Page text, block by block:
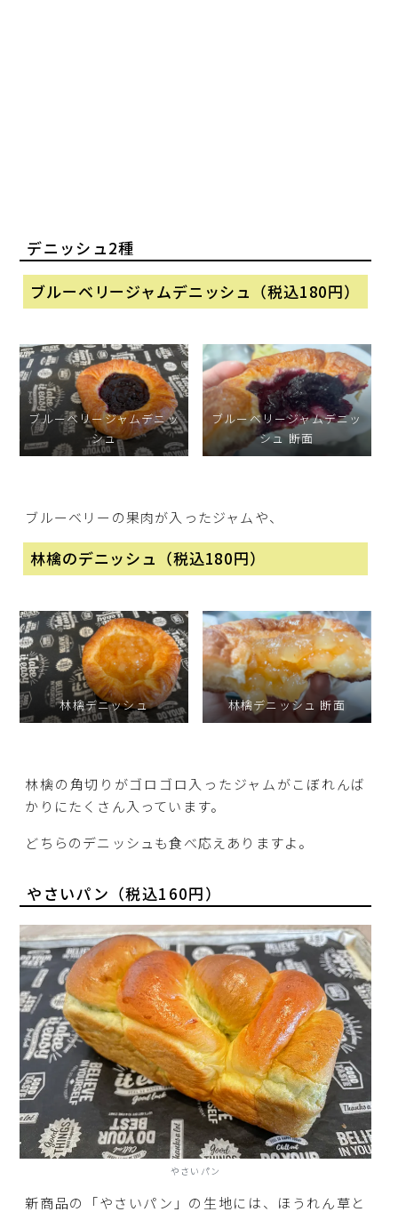
デニッシュ2種
ブルーベリージャムデニッシュ（税込180円）
ブルーベリージャムデニッ
シュ
ブルーベリージャムデニッ
シュ 断面
ブルーベリーの果肉が入ったジャムや、
林檎のデニッシュ（税込180円）
林檎デニッシュ 林檎デニッシュ 断面
林檎の角切りがゴロゴロ入ったジャムがこぼれんば
かりにたくさん入っています。
どちらのデニッシュも食べ応えありますよ。
やさいパン（税込160円）
やさいパン
新商品の「やさいパン」の生地には、ほうれん草と